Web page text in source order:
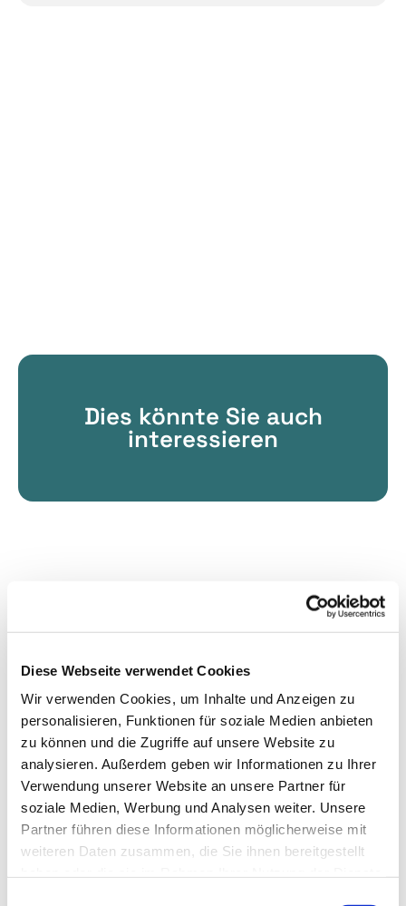
Diese Webseite verwendet Cookies
Wir verwenden Cookies, um Inhalte und Anzeigen zu
personalisieren, Funktionen für soziale Medien anbieten
zu können und die Zugriffe auf unsere Website zu
analysieren. Außerdem geben wir Informationen zu Ihrer
Verwendung unserer Website an unsere Partner für
soziale Medien, Werbung und Analysen weiter. Unsere
Partner führen diese Informationen möglicherweise mit
weiteren Daten zusammen, die Sie ihnen bereitgestellt
Dies könnte Sie auch
interessieren